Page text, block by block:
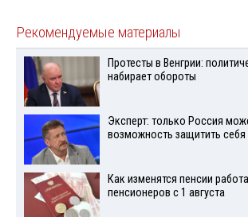
Рекомендуемые материалы
Протесты в Венгрии:
набирает обороты
Эксперт: только Россия
возможность защитить себя
Как изменятся пенсии
пенсионеров с 1 августа